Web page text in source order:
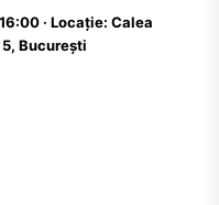
· Locație: Calea
București